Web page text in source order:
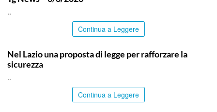
..
Continua a Leggere
Nel Lazio una proposta di legge per rafforzare la
sicurezza
..
Continua a Leggere